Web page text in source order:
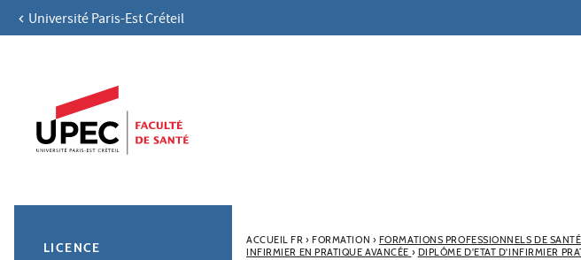
Aller au contenu
Navigation secondaire
Université Paris-Est Créteil
ACCUEIL FR› FORMATION › FORMATIONS PROFESSIONNELS DE
INFIRMIER EN PRATIQUE AVANCÉE › DIPLÔME D'ETAT D'INFIRMIER
LICENCE